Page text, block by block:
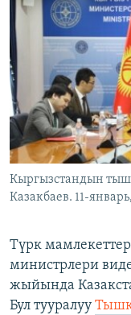
ЭЖЕ-СИҢДИЛЕР
АЗАТТЫК+
ЫҢГАЙСЫЗ
ОНЛАЙН ШЕРИНЕ
ЭЕ/АРнун
Кыргызстандын
Казакбаев. 11-
Түрк
министрлери
жыйында
Бул тууралуу